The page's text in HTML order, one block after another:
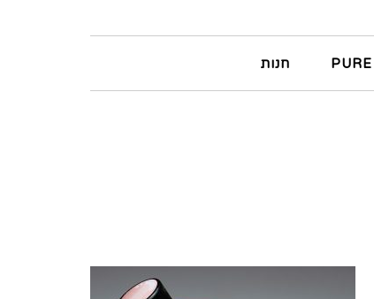
חנות PURE